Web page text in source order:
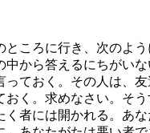
ころに行き、次のよ
から答えるにちがい
ておく。その人は、
く。求めなさい。そ
者には開かれる。あ